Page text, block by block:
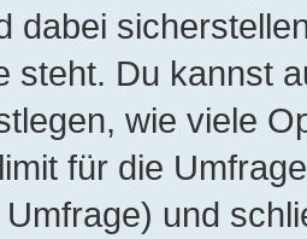
dabei
steht. Du kannst
wie viele
für die
und